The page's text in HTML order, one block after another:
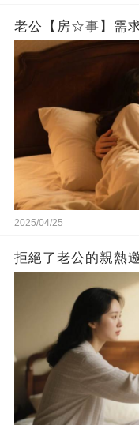
老公【房☆事】需
2025/04/25
拒絕了老公的親熱